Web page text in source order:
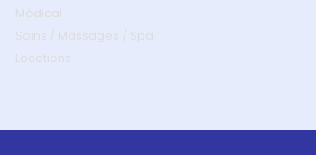
Médical
Soins / Massages / Spa
Locations